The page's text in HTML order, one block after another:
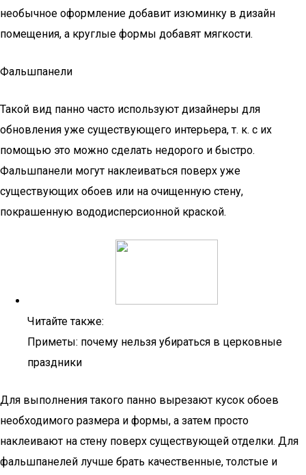
необычное оформление добавит изюминку в дизайн
помещения, а круглые формы добавят мягкости.
Фальшпанели
Такой вид панно часто используют дизайнеры для
обновления уже существующего интерьера, т. к. с их
помощью это можно сделать недорого и быстро.
Фальшпанели могут наклеиваться поверх уже
существующих обоев или на очищенную стену,
покрашенную вододисперсионной краской.
Читайте также:
Приметы: почему нельзя убираться в церковные
праздники
Для выполнения такого панно вырезают кусок обоев
необходимого размера и формы, а затем просто
наклеивают на стену поверх существующей отделки. Для
фальшпанелей лучше брать качественные, толстые и